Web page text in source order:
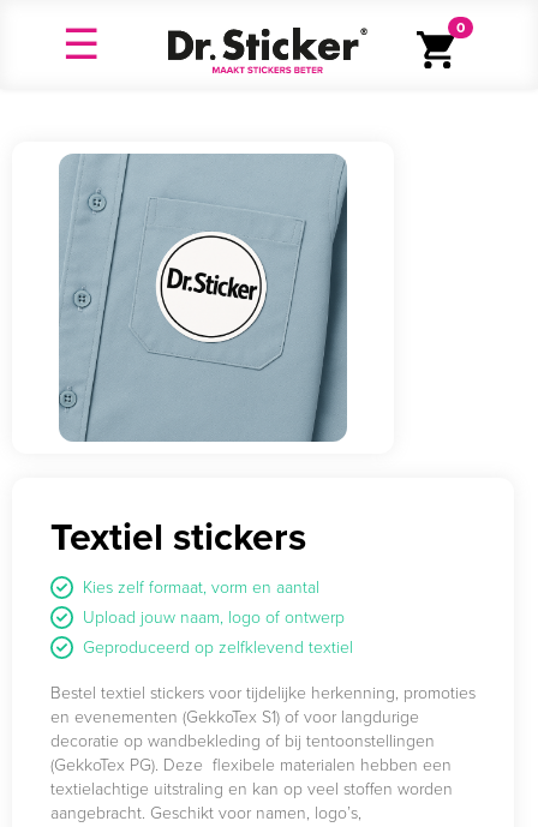
0
Textiel stickers
Kies zelf formaat, vorm en aantal
Upload jouw naam, logo of ontwerp
Geproduceerd op zelfklevend textiel
Bestel textiel stickers voor tijdelijke herkenning, promoties
en evenementen (GekkoTex S1) of voor langdurige
decoratie op wandbekleding of bij tentoonstellingen
(GekkoTex PG). Deze flexibele materialen hebben een
textielachtige uitstraling en kan op veel stoffen worden
aangebracht. Geschikt voor namen, logo’s,